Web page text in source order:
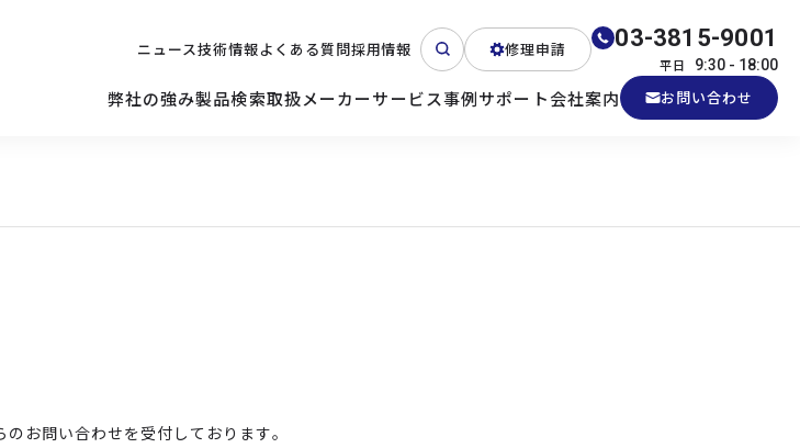
ニュース技術情報よくある質問採用情報 修理申請 03-3815-9001
平日 9:30 - 18:00
弊社の強み製品検索
サーバー 産業用PC
取扱メーカーサービス事例サポート会社案内 お問い合わせ
お問い合わせを受付しております。